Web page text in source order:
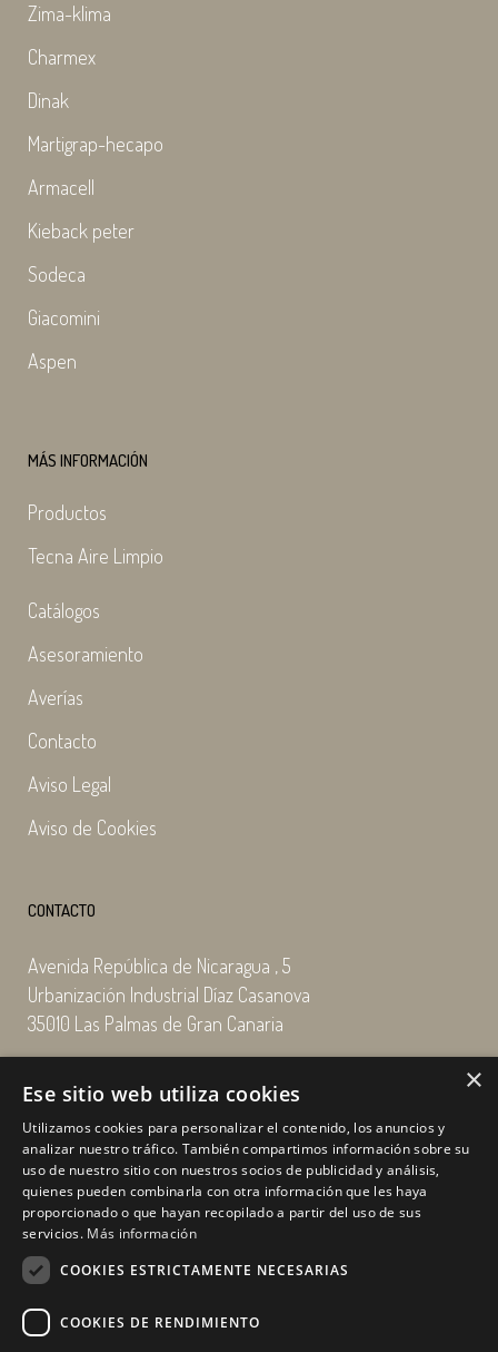
Zima-klima
Charmex
Dinak
Martigrap-hecapo
Armacell
Kieback peter
Sodeca
Giacomini
Aspen
MÁS INFORMACIÓN
Productos
Tecna Aire Limpio
Catálogos
Asesoramiento
Averías
Contacto
Aviso Legal
Aviso de Cookies
CONTACTO
Avenida República de Nicaragua , 5
Urbanización Industrial Díaz Casanova
35010 Las Palmas de Gran Canaria
Email: enairgy@enairgy.es
Horariode lunes a jueves
de 07:00 a 16:00 horas
viernes de 07:00 a 15:00 horas
sábados y domingo, cerrado.
×
Ese sitio web utiliza cookies
Utilizamos cookies para personalizar el contenido, los anuncios y
analizar nuestro tráfico. También compartimos información sobre su
uso de nuestro sitio con nuestros socios de publicidad y análisis,
quienes pueden combinarla con otra información que les haya
proporcionado o que hayan recopilado a partir del uso de sus
servicios. Más información
COOKIES ESTRICTAMENTE NECESARIAS
COOKIES DE RENDIMIENTO